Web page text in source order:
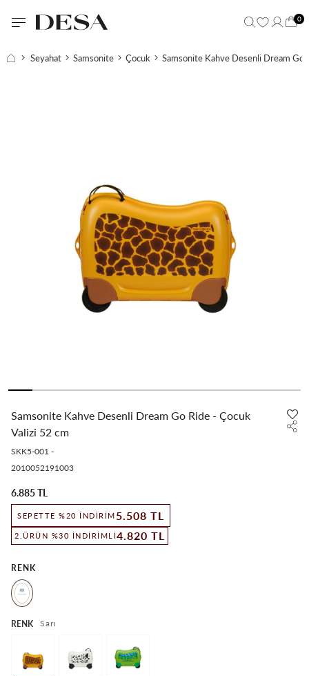
0
Seyahat Samsonite Çocuk
Samsonite Kahve Desenli Dream Go Ride - Çocuk
Valizi 52 cm
SKK5-001 -
2010052191003
6.885 TL
SEPETTE %20 İNDIRIM 5.508 TL
2.ÜRÜN %30 İNDIRIMLI4.820 TL
RENK
RENK Sarı